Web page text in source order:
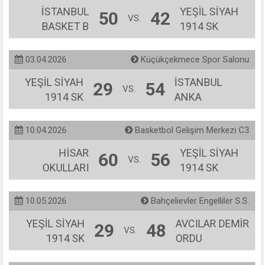
İSTANBUL
BASKET B
50 VS. 42
YEŞİL SİYAH
1914 SK
03.04.2026 Küçükçekmece Spor Salonu
YEŞİL SİYAH
1914 SK
29 VS. 54
İSTANBUL
ANKA
10.04.2026 Basketbol Gelişim Merkezi C3
HİSAR
OKULLARI
60 VS. 56
YEŞİL SİYAH
1914 SK
10.05.2026 Bahçelievler Engelliler S.S.
YEŞİL SİYAH
1914 SK
29 VS. 48
AVCILAR DEMİR
ORDU